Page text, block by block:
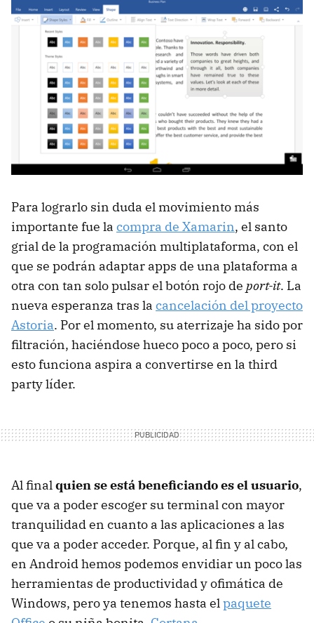
Para lograrlo sin duda el movimiento más
importante fue la compra de Xamarin, el santo
grial de la programación multiplataforma, con el
que se podrán adaptar apps de una plataforma a
otra con tan solo pulsar el botón rojo de port-it. La
nueva esperanza tras la cancelación del proyecto
Astoria. Por el momento, su aterrizaje ha sido por
filtración, haciéndose hueco poco a poco, pero si
esto funciona aspira a convertirse en la third
party líder.
Al finalquien se está beneficiando es el usuario,
que va a poder escoger su terminal con mayor
tranquilidad en cuanto a las aplicaciones a las
que va a poder acceder. Porque, al fin y al cabo,
en Android hemos podemos envidiar un poco las
herramientas de productividad y ofimática de
Windows, pero ya tenemos hasta elpaquete